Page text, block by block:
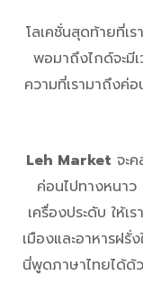
โลเคชั่นสุดท้ายที่เ
พอมาถึงไกด์จะมี
ความที่เรามาถึงค่อ
Leh Market จะ
ค่อนไปทางหนาว
เครื่องประดับ ให้
เมืองและอาหารฝรั่
นี่พูดภาษาไทยได้ด้ว